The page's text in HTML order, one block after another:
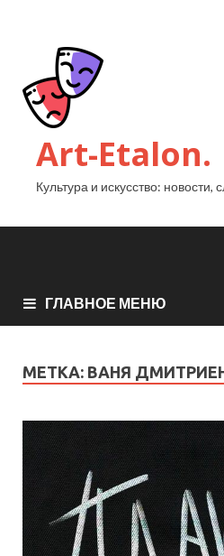
Art-Etalon.
Культура и искусство:
ГЛАВНОЕ МЕНЮ
МЕТКА: ВАНЯ